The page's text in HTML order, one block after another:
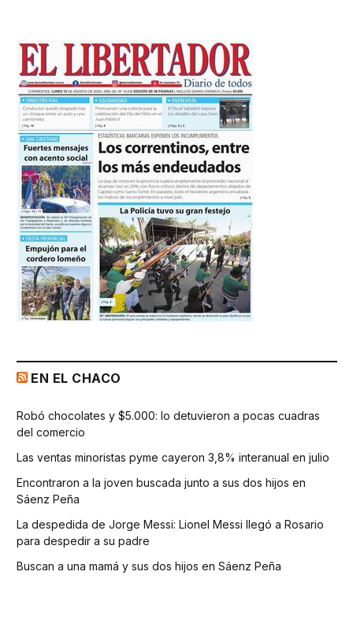
EN EL CHACO
Robó chocolates y $5.000: lo detuvieron a pocas cuadras
del comercio
Las ventas minoristas pyme cayeron 3,8% interanual en julio
Encontraron a la joven buscada junto a sus dos hijos en
Sáenz Peña
La despedida de Jorge Messi: Lionel Messi llegó a Rosario
para despedir a su padre
Buscan a una mamá y sus dos hijos en Sáenz Peña